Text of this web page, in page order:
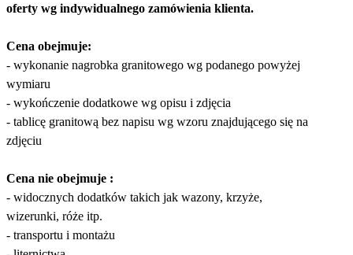
oferty wg indywidualnego zamówienia klienta.
Cena obejmuje:
- wykonanie nagrobka granitowego wg podanego powyżej
wymiaru
- wykończenie dodatkowe wg opisu i zdjęcia
- tablicę granitową bez napisu wg wzoru znajdującego się na
zdjęciu
Cena nie obejmuje :
- widocznych dodatków takich jak wazony, krzyże,
wizerunki, róże itp.
- transportu i montażu